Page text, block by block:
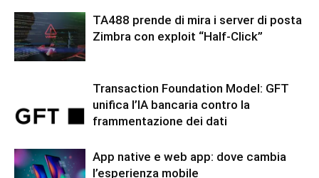
TA488 prende di mira i server di posta
Zimbra con exploit “Half-Click”
Transaction Foundation Model: GFT
unifica l’IA bancaria contro la
frammentazione dei dati
App native e web app: dove cambia
l’esperienza mobile